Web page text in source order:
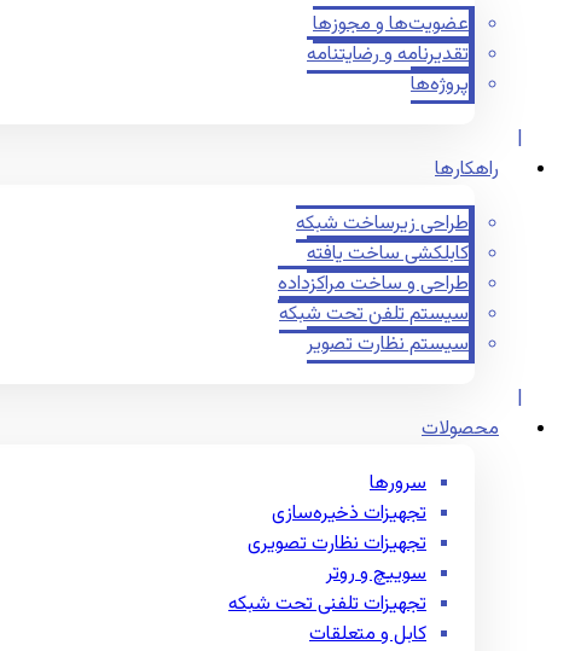
عضویت‌ها و مجوزها
تقدیرنامه و رضایتنامه
پروژه‌ها
راهکارها
طراحی زیرساخت شبکه
کابلکشی ساخت یافته
طراحی و ساخت مراکزداده
سیستم تلفن تحت شبکه
سیستم نظارت تصویر
محصولات
سرورها
تجهیزات ذخیره‌سازی
تجهیزات نظارت تصویری
سوییچ و روتر
تجهیزات تلفنی تحت شبکه
کابل و متعلقات